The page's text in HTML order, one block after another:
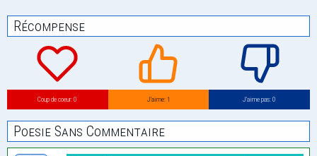
Récompense
Coup de coeur: 0 J’aime: 1 J’aime pas: 0
Poesie Sans Commentaire